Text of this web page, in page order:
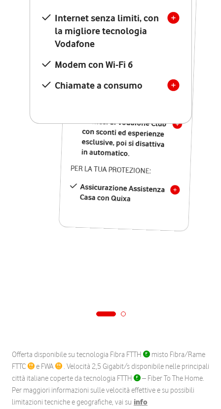
Internet senza limiti, con
la migliore tecnologia
Vodafone
Modem con Wi-Fi 6
Chiamate a consumo
Internet senza limiti, con
la migliore tecnologia
Vodafone
Modem Seven con Wi-Fi 7
Chiamate illimitate verso
numeri fissi e mobili
nazionali
12 mesi di Vodafone Club
con sconti ed esperienze
esclusive, poi si disattiva
in automatico.
PER LA TUA PROTEZIONE:
Assicurazione Assistenza
Casa con Quixa
Offerta disponibile su tecnologia Fibra FTTH
misto Fibra/Rame
FTTC
e FWA
. Velocità 2,5 Gigabit/s disponibile nelle principali
città italiane coperte da tecnologia FTTH
– Fiber To The Home.
Per maggiori informazioni sulle velocità effettive e su possibili
limitazioni tecniche e geografiche, vai su info